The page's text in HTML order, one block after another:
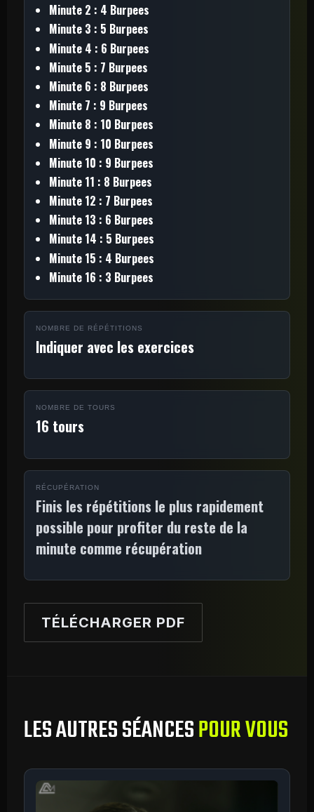
Minute 2 : 4 Burpees
Minute 3 : 5 Burpees
Minute 4 : 6 Burpees
Minute 5 : 7 Burpees
Minute 6 : 8 Burpees
Minute 7 : 9 Burpees
Minute 8 : 10 Burpees
Minute 9 : 10 Burpees
Minute 10 : 9 Burpees
Minute 11 : 8 Burpees
Minute 12 : 7 Burpees
Minute 13 : 6 Burpees
Minute 14 : 5 Burpees
Minute 15 : 4 Burpees
Minute 16 : 3 Burpees
NOMBRE DE RÉPÉTITIONS
Indiquer avec les exercices
NOMBRE DE TOURS
16 tours
RÉCUPÉRATION
Finis les répétitions le plus rapidement
possible pour profiter du reste de la
minute comme récupération
TÉLÉCHARGER PDF
LES AUTRES SÉANCESPOUR VOUS